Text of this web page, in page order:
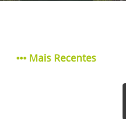
Mais Recentes